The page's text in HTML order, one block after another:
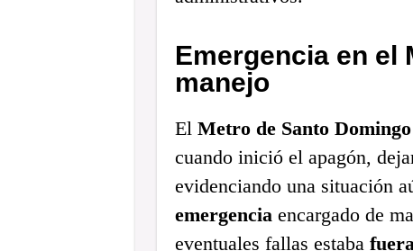
Emergencia en el
manejo
El Metro de Santo Domingo
cuando inició el apagón,
evidenciando una situación
emergenciaencargado de
eventuales fallas estaba